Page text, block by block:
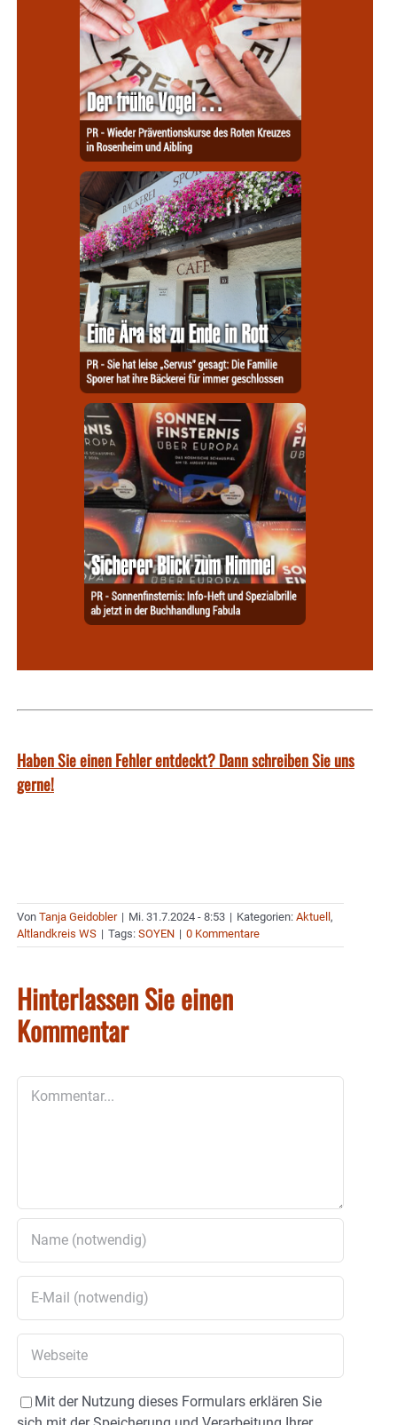
Haben Sie einen Fehler entdeckt? Dann schreiben Sie uns
gerne!
Von Tanja Geidobler | Mi. 31.7.2024 - 8:53 | Kategorien: Aktuell ,
Altlandkreis WS | Tags: SOYEN | 0 Kommentare
Hinterlassen Sie einen
Kommentar
Mit der Nutzung dieses Formulars erklären Sie